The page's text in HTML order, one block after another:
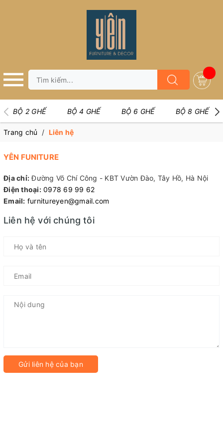
BỘ 2 GHẾ BỘ 4 GHẾ BỘ 6 GHẾ BỘ 8 GHẾ
Trang chủ / Liên hệ
YÊN FUNITURE
Địa chỉ:Đường Võ Chí Công - KBT Vườn Đào, Tây Hồ, Hà Nội
Điện thoại: 0978 69 99 62
Email: furnitureyen@gmail.com
Liên hệ với chúng tôi
Gửi liên hệ của bạn